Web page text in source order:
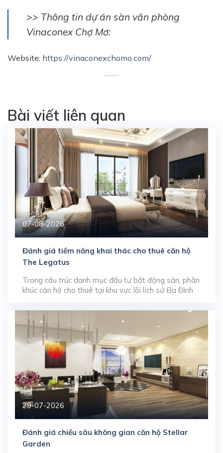
>> Thông tin dự án sàn văn phòng
Vinaconex Chợ Mơ:
Website: https://vinaconexchomo.com/
Bài viết liên quan
07-08-2026
Đánh giá tiềm năng khai thác cho thuê căn hộ
The Legatus
Trong cấu trúc danh mục đầu tư bất động sản, phân
khúc căn hộ cho thuê tại khu vực lõi lịch sử Ba Đình
năng tạo dòng tiền thụ động ổn định. Sở hữu tọa độ
góc giao tại số 22 Liễu Giai […]
29-07-2026
Đánh giá chiều sâu không gian căn hộ Stellar
Garden